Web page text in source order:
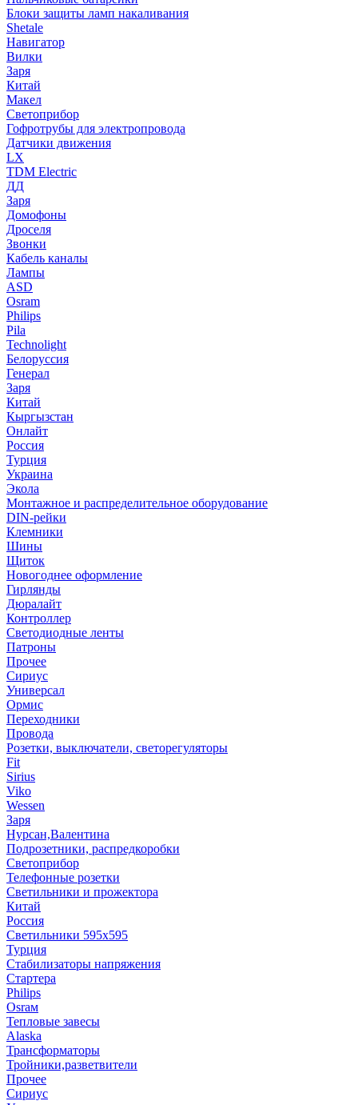
Блоки защиты ламп накаливания
Shetale
Навигатор
Вилки
Заря
Китай
Макел
Светоприбор
Гофротрубы для электропровода
Датчики движения
LX
TDM Electric
ДД
Заря
Домофоны
Дроселя
Звонки
Кабель каналы
Лампы
ASD
Osram
Philips
Pila
Technolight
Белоруссия
Генерал
Заря
Китай
Кыргызстан
Онлайт
Россия
Турция
Украина
Экола
Монтажное и распределительное оборудование
DIN-рейки
Клемники
Шины
Щиток
Новогоднее оформление
Гирлянды
Дюралайт
Контроллер
Светодиодные ленты
Патроны
Прочее
Сириус
Универсал
Ормис
Переходники
Провода
Розетки, выключатели, светорегуляторы
Fit
Sirius
Viko
Wessen
Заря
Нурсан,Валентина
Подрозетники, распредкоробки
Светоприбор
Телефонные розетки
Светильники и прожектора
Китай
Россия
Светильники 595х595
Турция
Стабилизаторы напряжения
Стартера
Philips
Оsrам
Тепловые завесы
Alaska
Трансформаторы
Тройники,разветвители
Прочее
Сириус